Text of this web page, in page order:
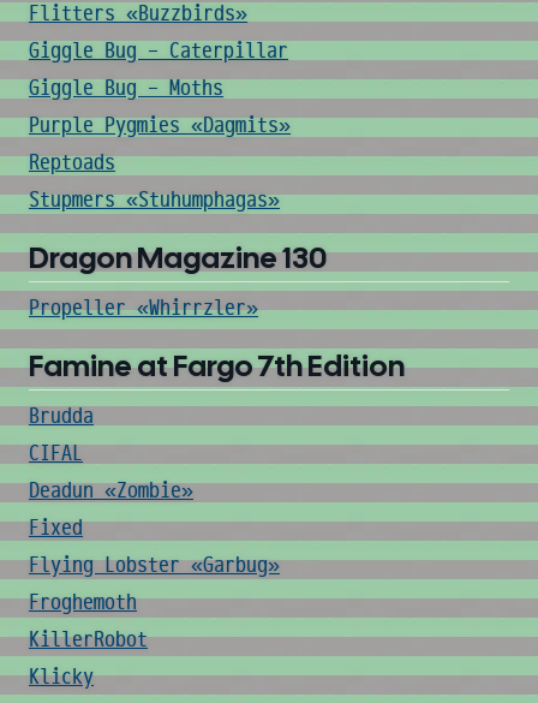
Flitters «Buzzbirds»
Giggle Bug - Caterpillar
Giggle Bug - Moths
Purple Pygmies «Dagmits»
Reptoads
Stupmers «Stuhumphagas»
Dragon Magazine 130
Propeller «Whirrzler»
Famine at Fargo 7th Edition
Brudda
CIFAL
Deadun «Zombie»
Fixed
Flying Lobster «Garbug»
Froghemoth
KillerRobot
Klicky